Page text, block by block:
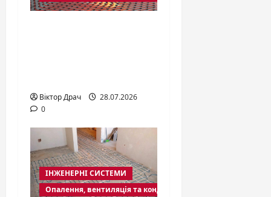
Віктор Драч
28.07.2026
0
ІНЖЕНЕРНІ СИСТЕМИ
Опалення, вентиляція та кондиціювання